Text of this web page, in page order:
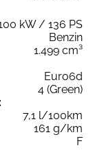
kW / 136 PS
Benzin
1.499 cm³
Euro6d
4 (Green)
7,1 l/100km
161 g/km
F